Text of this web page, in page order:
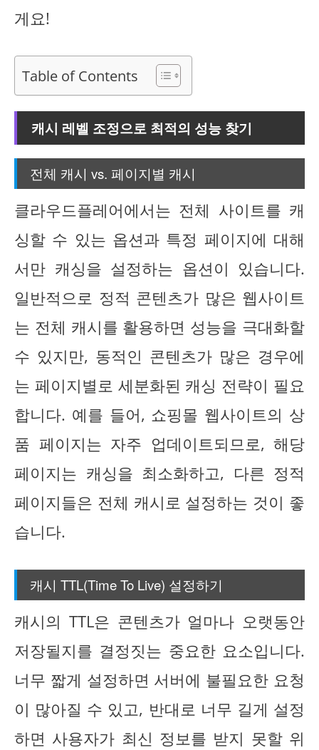
게요!
Table of Contents
캐시 레벨 조정으로 최적의 성능 찾기
전체 캐시 vs. 페이지별 캐시
클라우드플레어에서는 전체 사이트를 캐
싱할 수 있는 옵션과 특정 페이지에 대해
서만 캐싱을 설정하는 옵션이 있습니다.
일반적으로 정적 콘텐츠가 많은 웹사이트
는 전체 캐시를 활용하면 성능을 극대화할
수 있지만, 동적인 콘텐츠가 많은 경우에
는 페이지별로 세분화된 캐싱 전략이 필요
합니다. 예를 들어, 쇼핑몰 웹사이트의 상
품 페이지는 자주 업데이트되므로, 해당
페이지는 캐싱을 최소화하고, 다른 정적
페이지들은 전체 캐시로 설정하는 것이 좋
습니다.
캐시 TTL(Time To Live) 설정하기
캐시의 TTL은 콘텐츠가 얼마나 오랫동안
저장될지를 결정짓는 중요한 요소입니다.
너무 짧게 설정하면 서버에 불필요한 요청
이 많아질 수 있고, 반대로 너무 길게 설정
하면 사용자가 최신 정보를 받지 못할 위